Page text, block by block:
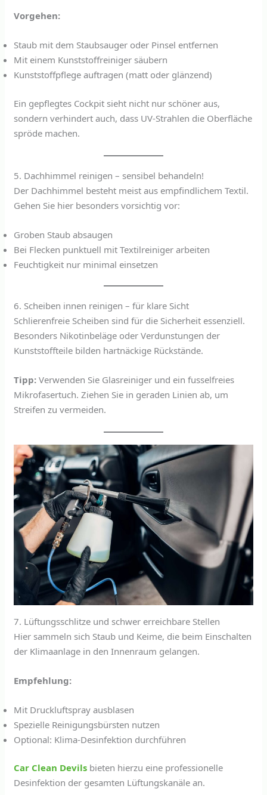
Vorgehen:
Staub mit dem Staubsauger oder Pinsel entfernen
Mit einem Kunststoffreiniger säubern
Kunststoffpflege auftragen (matt oder glänzend)
Ein gepflegtes Cockpit sieht nicht nur schöner aus,
sondern verhindert auch, dass UV-Strahlen die Oberfläche
spröde machen.
5. Dachhimmel reinigen – sensibel behandeln!
Der Dachhimmel besteht meist aus empfindlichem Textil.
Gehen Sie hier besonders vorsichtig vor:
Groben Staub absaugen
Bei Flecken punktuell mit Textilreiniger arbeiten
Feuchtigkeit nur minimal einsetzen
6. Scheiben innen reinigen – für klare Sicht
Schlierenfreie Scheiben sind für die Sicherheit essenziell.
Besonders Nikotinbeläge oder Verdunstungen der
Kunststoffteile bilden hartnäckige Rückstände.
Tipp: Verwenden Sie Glasreiniger und ein fusselfreies
Mikrofasertuch. Ziehen Sie in geraden Linien ab, um
Streifen zu vermeiden.
7. Lüftungsschlitze und schwer erreichbare Stellen
Hier sammeln sich Staub und Keime, die beim Einschalten
der Klimaanlage in den Innenraum gelangen.
Empfehlung:
Mit Druckluftspray ausblasen
Spezielle Reinigungsbürsten nutzen
Optional: Klima-Desinfektion durchführen
Car Clean Devils bieten hierzu eine professionelle
Desinfektion der gesamten Lüftungskanäle an.